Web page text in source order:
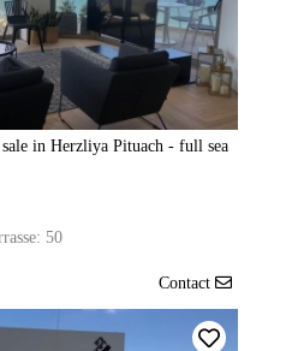
in Herzliya Pituach - full sea
50
Contact